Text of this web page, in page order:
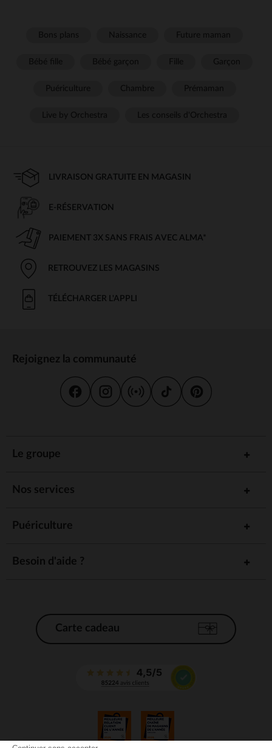
LIVRAISON GRATUITE EN MAGASIN
E-RÉSERVATION
PAIEMENT 3X SANS FRAIS AVEC ALMA*
RETROUVEZ LES MAGASINS
TÉLÉCHARGER L'APPLI
Rejoignez la communauté
Le groupe
Nos services
Puériculture
Besoin d'aide ?
Carte cadeau